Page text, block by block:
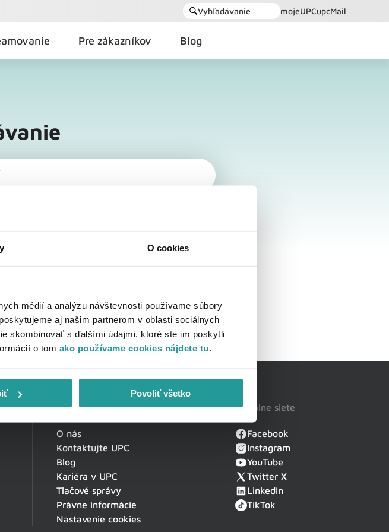
O cookies
médií a analýzu návštevnosti používame súbory
aj našim partnerom v oblasti sociálnych
skombinovať s ďalšími údajmi, ktoré ste im poskytli
o tom ako používame cookies nájdete tu.
Povoliť všetko
Vyhľadávanie mojeUPCupcMail
Pre zákazníkov Blog
O spoločnosti
O nás
Kontaktujte UPC
Blog
Kariéra v UPC
Tlačové správy
Právne informácie
Nastavenie cookies
Sociálne siete
Facebook
Instagram
YouTube
Twitter X
LinkedIn
TikTok